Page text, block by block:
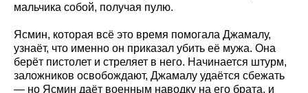
мальчика собой, получая пулю.
Ясмин, которая всё это время помогала Джамалу,
узнаёт, что именно он приказал убить её мужа. Она
берёт пистолет и стреляет в него. Начинается штурм,
заложников освобождают, Джамалу удаётся сбежать
— но Ясмин даёт военным наводку на его брата, и